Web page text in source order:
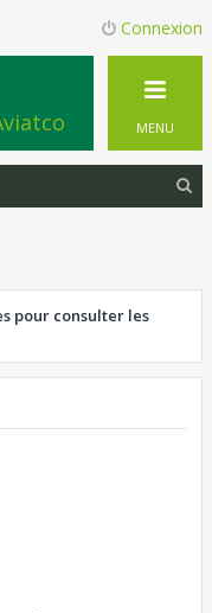
Connexion
MENU
c
pour consulter les